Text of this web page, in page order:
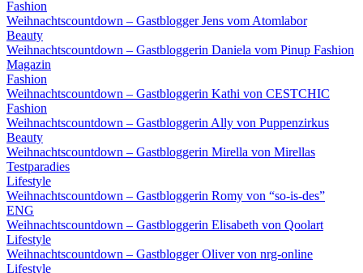
Fashion
Weihnachtscountdown – Gastblogger Jens vom Atomlabor
Beauty
Weihnachtscountdown – Gastbloggerin Daniela vom Pinup Fashion
Magazin
Fashion
Weihnachtscountdown – Gastbloggerin Kathi von CESTCHIC
Fashion
Weihnachtscountdown – Gastbloggerin Ally von Puppenzirkus
Beauty
Weihnachtscountdown – Gastbloggerin Mirella von Mirellas
Testparadies
Lifestyle
Weihnachtscountdown – Gastbloggerin Romy von “so-is-des”
ENG
Weihnachtscountdown – Gastbloggerin Elisabeth von Qoolart
Lifestyle
Weihnachtscountdown – Gastblogger Oliver von nrg-online
Lifestyle